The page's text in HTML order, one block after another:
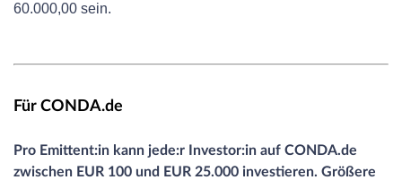
60.000,00 sein.
Für CONDA.de
Pro Emittent:in kann jede:r Investor:in auf CONDA.de
zwischen EUR 100 und EUR 25.000 investieren. Größere